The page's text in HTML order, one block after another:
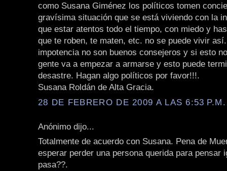
como Susana Giménez los políticos tomen
gravísima situación que se está viviendo con la
que estar atentos todo el tiempo, con miedo y
que te roben, te maten, etc. no se puede vivir
impotencia no son buenos consejeros y si esto
gente va a empezar a armarse y esto puede
desastre. Hagan algo políticos por favor!!!.
Susana Roldán de Alta Gracia.
28 DE FEBRERO DE 2009 A LAS 6:53 P.M.
Anónimo dijo...
Totalmente de acuerdo con Susana. Pena de
esperar perder una persona querida para pensar
pasa??.